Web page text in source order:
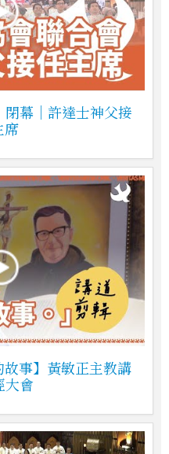
閉幕｜許達士神父接
席
故事】黃敏正主教講
大會